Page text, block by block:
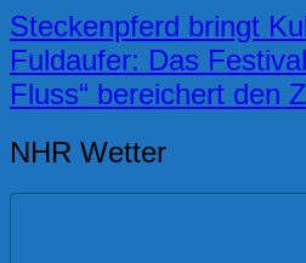
Steckenpferd bringt
Fuldaufer: Das
Fluss“ bereichert den
NHR Wetter